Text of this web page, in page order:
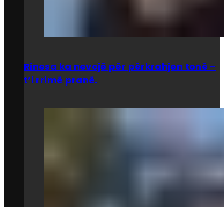
Rinesa ka nevojë për përkrahjen tonë –
t’i rrimë pranë.